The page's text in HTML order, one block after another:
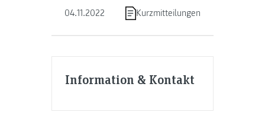
November 2022 die Karriere- und
04.11.2022 Kurzmitteilungen
Information & Kontakt